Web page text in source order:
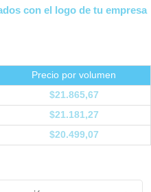
con el logo de tu empresa
Precio por volumen
$21.865,67
$21.181,27
$20.499,07